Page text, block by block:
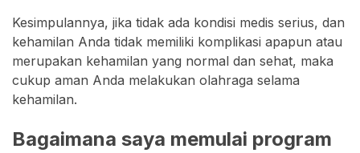
Kesimpulannya, jika tidak ada kondisi medis serius, dan
kehamilan Anda tidak memiliki komplikasi apapun atau
merupakan kehamilan yang normal dan sehat, maka
cukup aman Anda melakukan olahraga selama
kehamilan.
Bagaimana saya memulai program